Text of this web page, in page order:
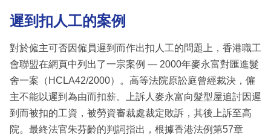
遲到扣人工的案例
對於僱主可否因僱員遲到而作出扣人工的問題上，香港職工
會聯盟在網頁中列出了一宗案例 — 2000年麥永富對匯進髮
舍一案（HCLA42/2000）。高等法院原訟庭曾經裁決，僱
主不能以遲到為由而扣薪。上訴人麥永富向髮型屋追討因遲
到而被扣的工資，被勞資審裁處裁定敗訴，其後上訴至高
院。最終法官朱芬齡的判詞指出，根據香港法例第57章